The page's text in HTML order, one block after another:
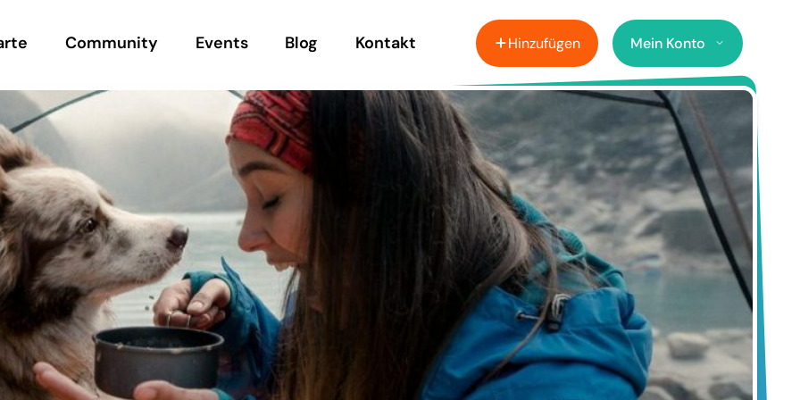
Community Events Blog Kontakt Hinzufügen Mein Konto